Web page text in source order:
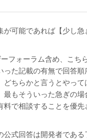
が可能であれば【少し急
フォーラム含め、こち
った記載の有無で回答順
どちらかと言うとやって
もそういった急ぎの場
料で相談することを優先
公式回答は開発者である